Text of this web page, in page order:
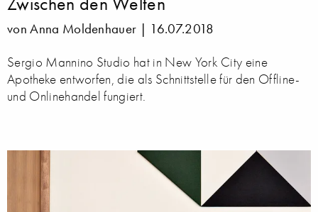
von Anna Moldenhauer | 16.07.2018
Sergio Mannino Studio hat in New York City eine
Apotheke entworfen, die als Schnittstelle für den Offline-
und Onlinehandel fungiert.